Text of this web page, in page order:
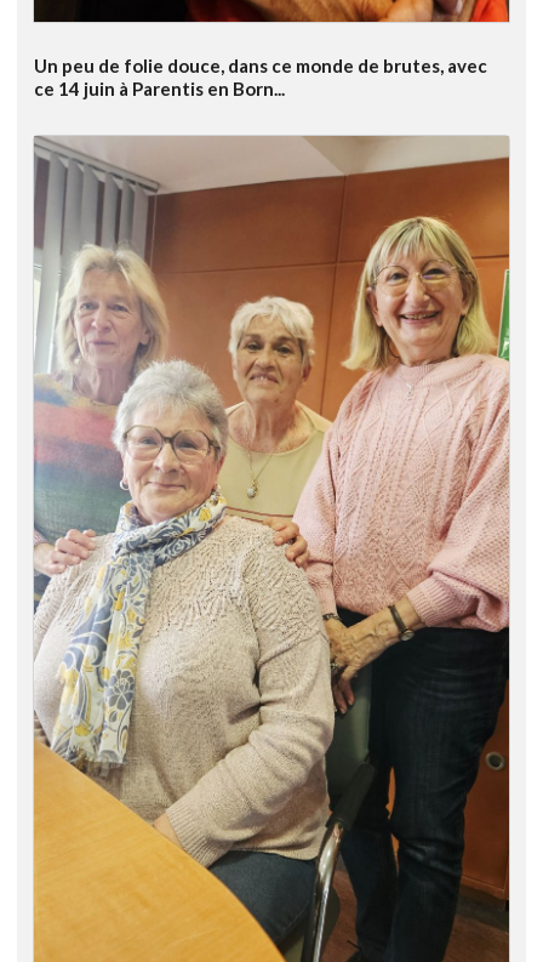
Un peu de folie douce, dans ce monde de brutes, avec
ce 14 juin à Parentis en Born...